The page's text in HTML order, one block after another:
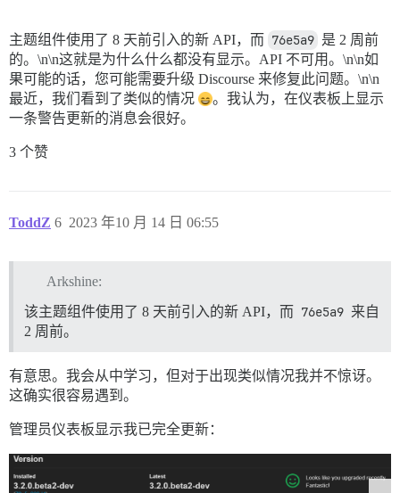
主题组件使用了 8 天前引入的新 API，而 76e5a9 是 2 周前
的。\n\n这就是为什么什么都没有显示。API 不可用。\n\n如
果可能的话，您可能需要升级 Discourse 来修复此问题。\n\n
最近，我们看到了类似的情况
。我认为，在仪表板上显示
一条警告更新的消息会很好。
3 个赞
ToddZ 2023 年10 月 14 日 06:55
6
Arkshine:
该主题组件使用了 8 天前引入的新 API，而 76e5a9 来自
2 周前。
有意思。我会从中学习，但对于出现类似情况我并不惊讶。
这确实很容易遇到。
管理员仪表板显示我已完全更新：